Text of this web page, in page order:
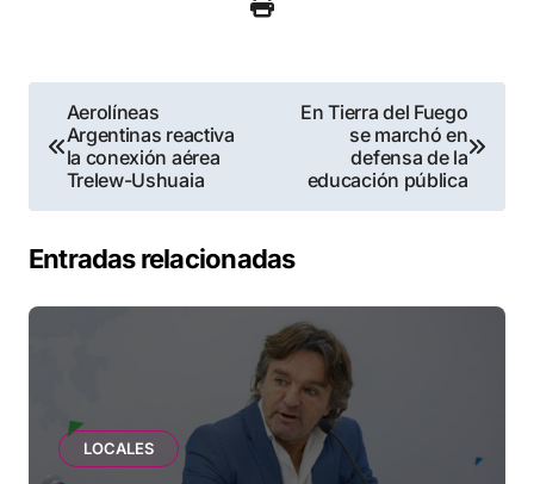
Navegación
de
entradas
Aerolíneas
Argentinas reactiva
la conexión aérea
Trelew-Ushuaia
En Tierra del Fuego
se marchó en
defensa de la
educación pública
Entradas relacionadas
LOCALES